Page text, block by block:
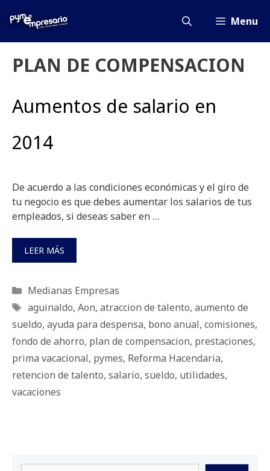
Menu
PLAN DE COMPENSACION
Aumentos de salario en
2014
De acuerdo a las condiciones económicas y el giro de
tu negocio es que debes aumentar los salarios de tus
empleados, si deseas saber en …
LEER MÁS
Categorías
Medianas Empresas
Etiquetas
aguinaldo, Aon, atraccion de talento, aumento de
sueldo, ayuda para despensa, bono anual, comisiones,
fondo de ahorro, plan de compensacion, prestaciones,
prima vacacional, pymes, Reforma Hacendaria,
retencion de talento, salario, sueldo, utilidades,
vacaciones